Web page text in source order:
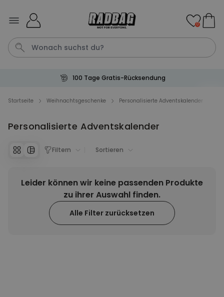
Personalisierbar
Personalisierbar
Personalisierbares Handtuch
mit Monogramm
39,99 CHF
0
100 Tage Gratis-Rücksendung
Startseite Weihnachtsgeschenke Personalisierte Adventskalender
Personalisierte Adventskalender
Filtern Sortieren
Leider können wir keine passenden Produkte
zu ihrer Auswahl finden.
Alle Filter zurücksetzen